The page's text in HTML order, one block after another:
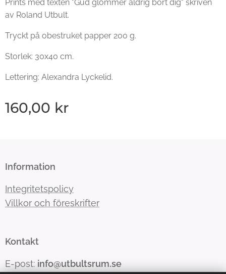
Prints med texten "Gud glömmer aldrig bort dig" skriven
av Roland Utbult.
Tryckt på obestruket papper 200 g.
Storlek: 30x40 cm.
Lettering: Alexandra Lyckelid.
160,00 kr
Information
Integritetspolicy
Villkor och föreskrifter
Kontakt
E-post: info@utbultsrum.se